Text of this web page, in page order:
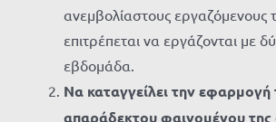
ανεμβολίαστους
επιτρέπεται να εργάζονται με
εβδομάδα.
Να καταγγείλει την εφαρμογή
απαράδεκτου φαινομένου της